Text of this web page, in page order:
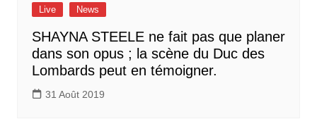
Live News
SHAYNA STEELE ne fait pas que planer
dans son opus ; la scène du Duc des
Lombards peut en témoigner.
31 Août 2019